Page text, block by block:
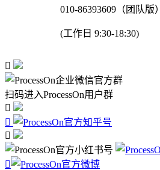
010-86393609（团队版）
(工作日 9:30-18:30)

扫码进入ProcessOn用户群



